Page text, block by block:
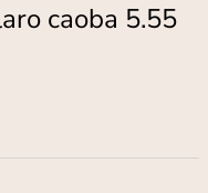
caoba 5.55